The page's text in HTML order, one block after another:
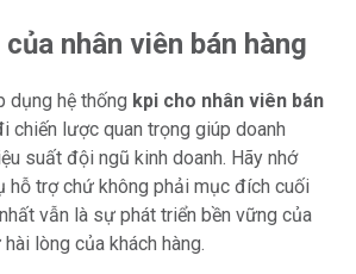
nhân viên bán hàng
dụng hệ thống kpi cho nhân viên bán
chiến lược quan trọng giúp doanh
suất đội ngũ kinh doanh. Hãy nhớ
hỗ trợ chứ không phải mục đích cuối
vẫn là sự phát triển bền vững của
lòng của khách hàng.